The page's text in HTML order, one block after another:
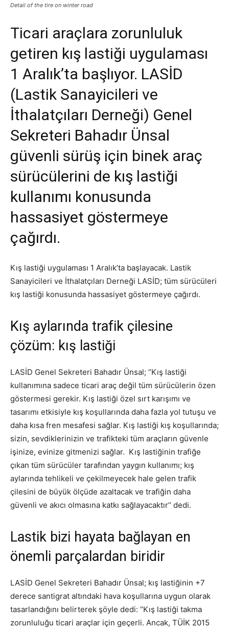
Detail of the tire on winter road
Ticari araçlara zorunluluk
getiren kış lastiği uygulaması
1 Aralık’ta başlıyor. LASİD
(Lastik Sanayicileri ve
İthalatçıları Derneği) Genel
Sekreteri Bahadır Ünsal
güvenli sürüş için binek araç
sürücülerini de kış lastiği
kullanımı konusunda
hassasiyet göstermeye
çağırdı.
Kış lastiği uygulaması 1 Aralık’ta başlayacak. Lastik
Sanayicileri ve İthalatçıları Derneği LASİD; tüm sürücüleri
kış lastiği konusunda hassasiyet göstermeye çağırdı.
Kış aylarında trafik çilesine
çözüm: kış lastiği
LASİD Genel Sekreteri Bahadır Ünsal; ‘’Kış lastiği
kullanımına sadece ticari araç değil tüm sürücülerin özen
göstermesi gerekir. Kış lastiği özel sırt karışımı ve
tasarımı etkisiyle kış koşullarında daha fazla yol tutuşu ve
daha kısa fren mesafesi sağlar. Kış lastiği kış koşullarında;
sizin, sevdiklerinizin ve trafikteki tüm araçların güvenle
işinize, evinize gitmenizi sağlar. Kış lastiğinin trafiğe
çıkan tüm sürücüler tarafından yaygın kullanımı; kış
aylarında tehlikeli ve çekilmeyecek hale gelen trafik
çilesini de büyük ölçüde azaltacak ve trafiğin daha
güvenli ve akıcı olmasına katkı sağlayacaktır’’ dedi.
Lastik bizi hayata bağlayan en
önemli parçalardan biridir
LASİD Genel Sekreteri Bahadır Ünsal; kış lastiğinin +7
derece santigrat altındaki hava koşullarına uygun olarak
tasarlandığını belirterek şöyle dedi: ‘’Kış lastiği takma
zorunluluğu ticari araçlar için geçerli. Ancak, TÜİK 2015